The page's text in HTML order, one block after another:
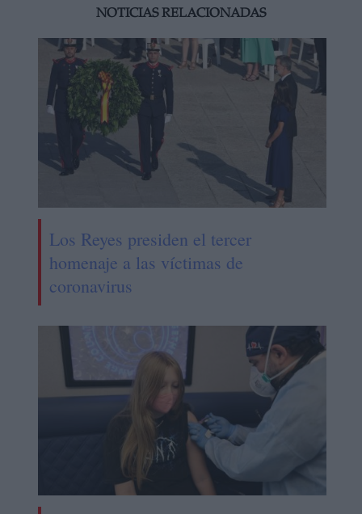
NOTICIAS RELACIONADAS
Los Reyes presiden el tercer
homenaje a las víctimas de
coronavirus